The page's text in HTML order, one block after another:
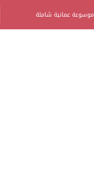
موسوعة عمانية شاملة